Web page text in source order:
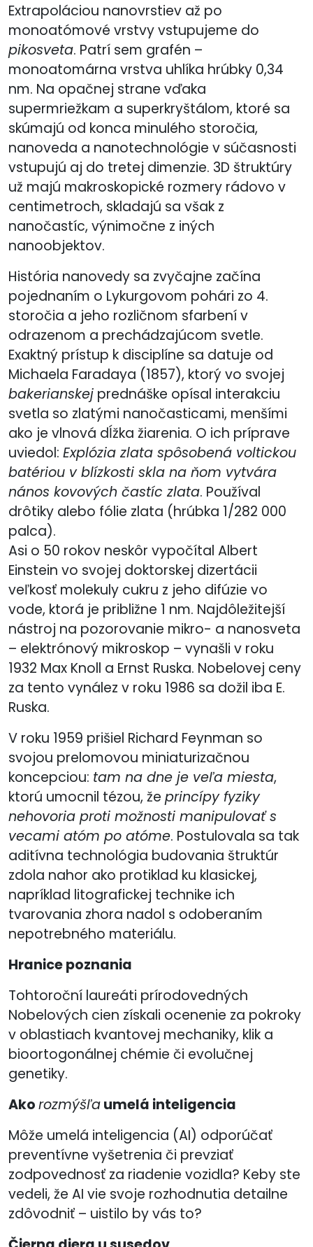
Extrapoláciou nanovrstiev až po
monoatómové vrstvy vstupujeme do
pikosveta. Patrí sem grafén –
monoatomárna vrstva uhlíka hrúbky 0,34
nm. Na opačnej strane vďaka
supermriežkam a superkryštálom, ktoré sa
skúmajú od konca minulého storočia,
nanoveda a nanotechnológie v súčasnosti
vstupujú aj do tretej dimenzie. 3D štruktúry
už majú makroskopické rozmery rádovo v
centimetroch, skladajú sa však z
nanočastíc, výnimočne z iných
nanoobjektov.
História nanovedy sa zvyčajne začína
pojednaním o Lykurgovom pohári zo 4.
storočia a jeho rozličnom sfarbení v
odrazenom a prechádzajúcom svetle.
Exaktný prístup k disciplíne sa datuje od
Michaela Faradaya (1857), ktorý vo svojej
bakerianskej prednáške opísal interakciu
svetla so zlatými nanočasticami, menšími
ako je vlnová dĺžka žiarenia. O ich príprave
uviedol: Explózia zlata spôsobená voltickou
batériou v blízkosti skla na ňom vytvára
nános kovových častíc zlata. Používal
drôtiky alebo fólie zlata (hrúbka 1/282 000
palca).
Asi o 50 rokov neskôr vypočítal Albert
Einstein vo svojej doktorskej dizertácii
veľkosť molekuly cukru z jeho difúzie vo
vode, ktorá je približne 1 nm. Najdôležitejší
nástroj na pozorovanie mikro- a nanosveta
– elektrónový mikroskop – vynašli v roku
1932 Max Knoll a Ernst Ruska. Nobelovej ceny
za tento vynález v roku 1986 sa dožil iba E.
Ruska.
V roku 1959 prišiel Richard Feynman so
svojou prelomovou miniaturizačnou
koncepciou: tam na dne je veľa miesta,
ktorú umocnil tézou, že princípy fyziky
nehovoria proti možnosti manipulovať s
vecami atóm po atóme. Postulovala sa tak
aditívna technológia budovania štruktúr
zdola nahor ako protiklad ku klasickej,
napríklad litografickej technike ich
tvarovania zhora nadol s odoberaním
nepotrebného materiálu.
Hranice poznania
Tohtoroční laureáti prírodovedných
Nobelových cien získali ocenenie za pokroky
v oblastiach kvantovej mechaniky, klik a
bioortogonálnej chémie či evolučnej
genetiky.
Akorozmýšľaumelá inteligencia
Môže umelá inteligencia (AI) odporúčať
preventívne vyšetrenia či prevziať
zodpovednosť za riadenie vozidla? Keby ste
vedeli, že AI vie svoje rozhodnutia detailne
zdôvodniť – uistilo by vás to?